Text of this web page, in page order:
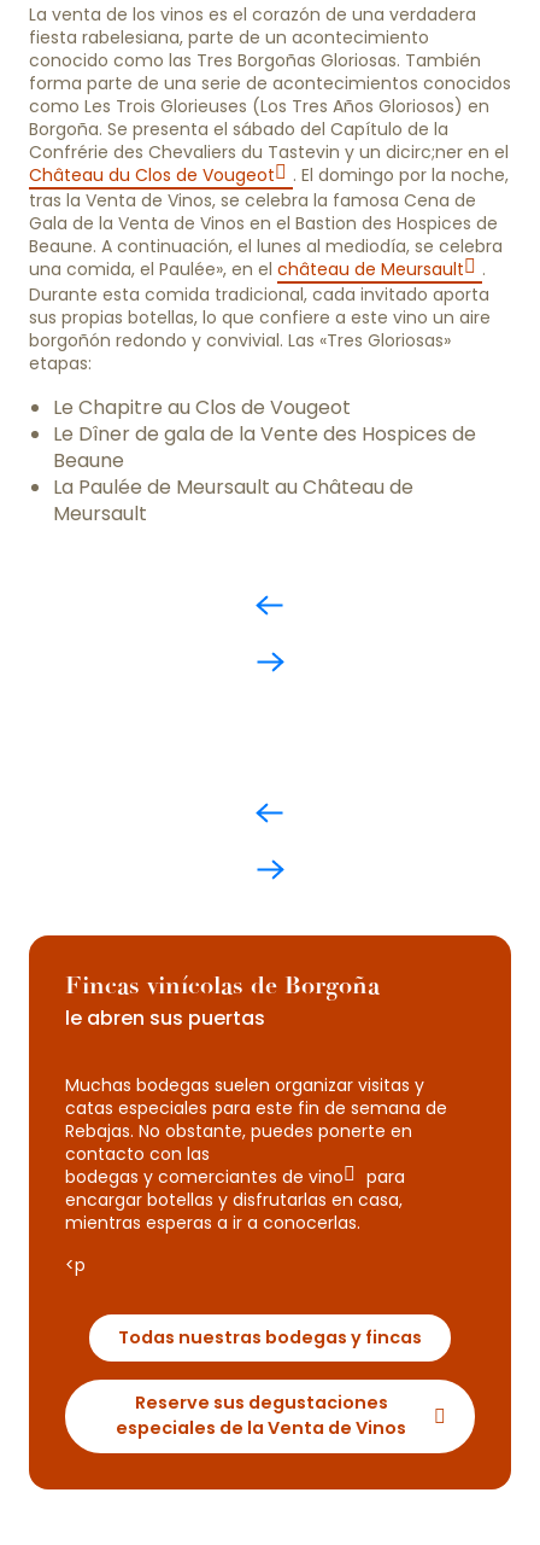
La venta de los vinos es el corazón de una verdadera
fiesta rabelesiana, parte de un acontecimiento
conocido como las Tres Borgoñas Gloriosas. También
forma parte de una serie de acontecimientos conocidos
como Les Trois Glorieuses (Los Tres Años Gloriosos) en
Borgoña. Se presenta el sábado del Capítulo de la
Confrérie des Chevaliers du Tastevin y un dicirc;ner en el
Château du Clos de Vougeot
. El domingo por la noche,
tras la Venta de Vinos, se celebra la famosa Cena de
Gala de la Venta de Vinos en el Bastion des Hospices de
Beaune. A continuación, el lunes al mediodía, se celebra
una comida, el Paulée», en el château de Meursault
.
Durante esta comida tradicional, cada invitado aporta
sus propias botellas, lo que confiere a este vino un aire
borgoñón redondo y convivial. Las «Tres Gloriosas»
etapas:
Le Chapitre au Clos de Vougeot
Le Dîner de gala de la Vente des Hospices de
Beaune
La Paulée de Meursault au Château de
Meursault
Fincas vinícolas de Borgoña
le abren sus puertas
Muchas bodegas suelen organizar visitas y
catas especiales para este fin de semana de
Rebajas. No obstante, puedes ponerte en
contacto con las
bodegas y comerciantes de vino
para
encargar botellas y disfrutarlas en casa,
mientras esperas a ir a conocerlas.
<p
Todas nuestras bodegas y fincas
Reserve sus degustaciones
especiales de la Venta de Vinos